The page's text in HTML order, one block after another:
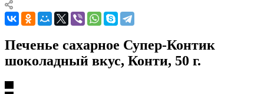
Печенье сахарное Супер-Контик
шоколадный вкус, Конти, 50 г.